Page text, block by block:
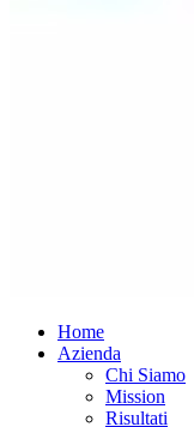
Home
Azienda
Chi Siamo
Mission
Risultati